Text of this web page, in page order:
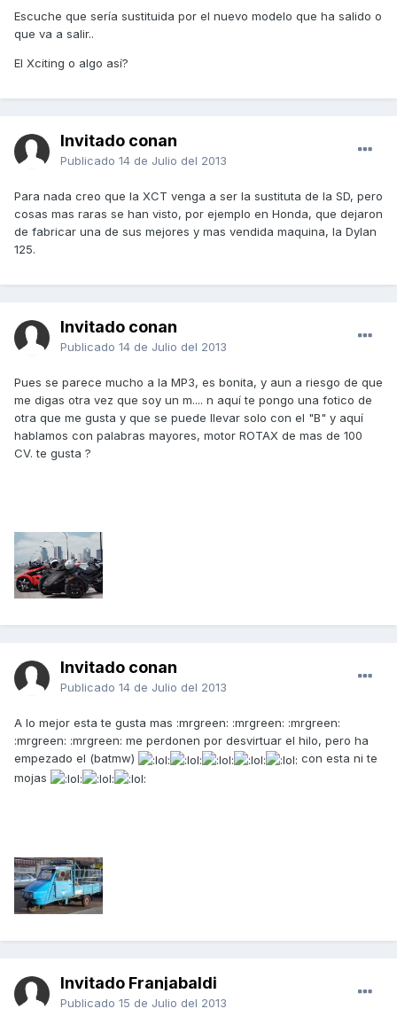
Escuche que sería sustituida por el nuevo modelo que ha salido o
que va a salir..
El Xciting o algo así?
Invitado conan
Publicado 14 de Julio del 2013
Para nada creo que la XCT venga a ser la sustituta de la SD, pero
cosas mas raras se han visto, por ejemplo en Honda, que dejaron
de fabricar una de sus mejores y mas vendida maquina, la Dylan
125.
Invitado conan
Publicado 14 de Julio del 2013
Pues se parece mucho a la MP3, es bonita, y aun a riesgo de que
me digas otra vez que soy un m.... n aquí te pongo una fotico de
otra que me gusta y que se puede llevar solo con el "B" y aquí
hablamos con palabras mayores, motor ROTAX de mas de 100
CV. te gusta ?
Invitado conan
Publicado 14 de Julio del 2013
A lo mejor esta te gusta mas :mrgreen: :mrgreen: :mrgreen:
:mrgreen: :mrgreen: me perdonen por desvirtuar el hilo, pero ha
empezado el (batmw)
con esta ni te
mojas
Invitado Franjabaldi
Publicado 15 de Julio del 2013